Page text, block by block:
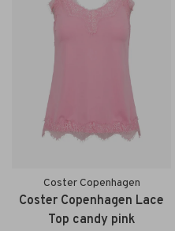
Coster Copenhagen
Coster Copenhagen Lace
Top candy pink